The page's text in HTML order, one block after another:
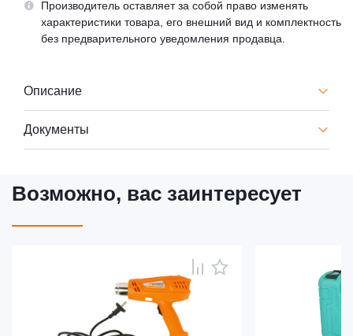
Производитель оставляет за собой право изменять
характеристики товара, его внешний вид и комплектность
без предварительного уведомления продавца.
Описание
Документы
Возможно, вас заинтересует